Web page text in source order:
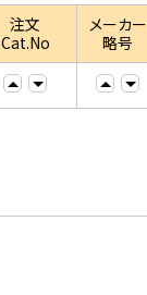
注文
Cat.No
メーカー
略号